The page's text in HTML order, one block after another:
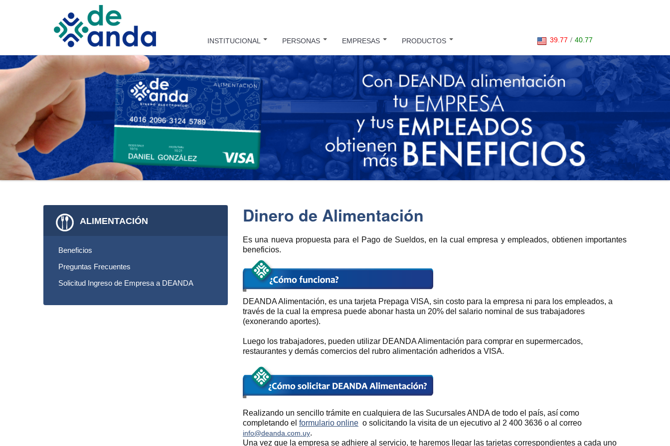
39.77 / 40.77
INSTITUCIONAL PERSONAS EMPRESAS PRODUCTOS
ALIMENTACIÓN
Beneficios
Preguntas Frecuentes
Solicitud Ingreso de Empresa a DEANDA
Dinero de Alimentación
Es una nueva propuesta para el Pago de Sueldos, en la cual empresa y empleados, obtienen importantes
beneficios.
DEANDA Alimentación, es una tarjeta Prepaga VISA, sin costo para la empresa ni para los empleados, a
través de la cual la empresa puede abonar hasta un 20% del salario nominal de sus trabajadores
(exonerando aportes).
Luego los trabajadores, pueden utilizar DEANDA Alimentación para comprar en supermercados,
restaurantes y demás comercios del rubro alimentación adheridos a VISA.
Realizando un sencillo trámite en cualquiera de las Sucursales ANDA de todo el país, así como
completando el formulario onlineo solicitando la visita de un ejecutivo al 2 400 3636 o al correo
info@deanda.com.uy.
Una vez que la empresa se adhiere al servicio, te haremos llegar las tarjetas correspondientes a cada uno